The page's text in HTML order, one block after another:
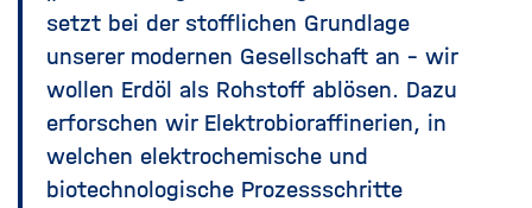
setzt bei der stofflichen Grundlage
unserer modernen Gesellschaft an – wir
wollen Erdöl als Rohstoff ablösen. Dazu
erforschen wir Elektrobioraffinerien, in
welchen elektrochemische und
biotechnologische Prozessschritte